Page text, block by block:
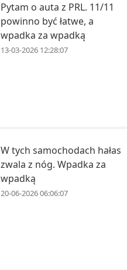
Pytam o auta z PRL. 11/11
powinno być łatwe, a
wpadka za wpadką
13-03-2026 12:28:07
W tych samochodach hałas
zwala z nóg. Wpadka za
wpadką
20-06-2026 06:06:07